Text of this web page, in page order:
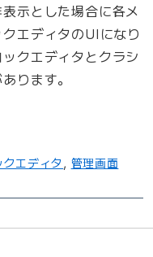
示とした場合に各メ
エディタのUIになり
クエディタとクラシ
ります。
エディタ, 管理画面